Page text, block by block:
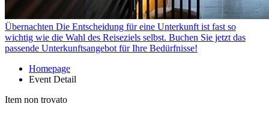
Übernachten Die Entscheidung für eine Unterkunft ist fast so
wichtig wie die Wahl des Reiseziels selbst. Buchen Sie jetzt das
passende Unterkunftsangebot für Ihre Bedürfnisse!
Homepage
Event Detail
Item non trovato